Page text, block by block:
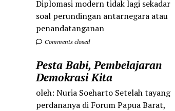
Diplomasi modern tidak lagi sekadar
soal perundingan antarnegara atau
penandatanganan
Comments closed
Pesta Babi, Pembelajaran
Demokrasi Kita
oleh: Nuria Soeharto Setelah tayang
perdananya di Forum Papua Barat,